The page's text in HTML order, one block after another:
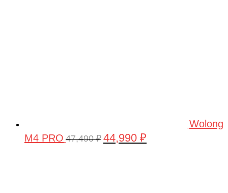
Wolong
M4 PRO 47,490₽ Первоначальная
44,990 ₽